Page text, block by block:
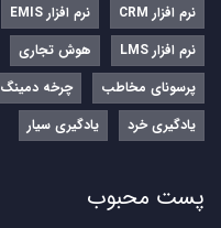
نرم‌ افزار CRM
نرم‌ افزار EMIS
نرم افزار LMS
هوش تجاری
پرسونای مخاطب
چرخه دمینگ
یادگیری خرد
یادگیری سیار
پست محبوب